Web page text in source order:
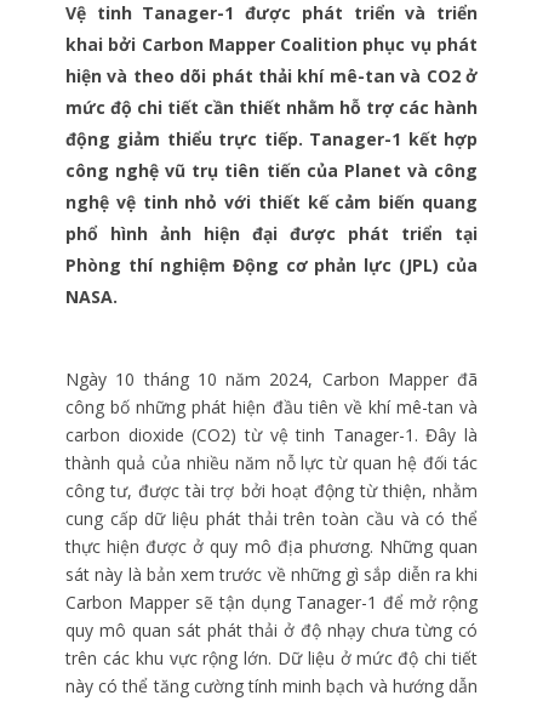
Vệ tinh Tanager-1 được phát triển và triển
khai bởi Carbon Mapper Coalition phục vụ phát
hiện và theo dõi phát thải khí mê-tan và CO2 ở
mức độ chi tiết cần thiết nhằm hỗ trợ các hành
động giảm thiểu trực tiếp. Tanager-1 kết hợp
công nghệ vũ trụ tiên tiến của Planet và công
nghệ vệ tinh nhỏ với thiết kế cảm biến quang
phổ hình ảnh hiện đại được phát triển tại
Phòng thí nghiệm Động cơ phản lực (JPL) của
NASA.
Ngày 10 tháng 10 năm 2024, Carbon Mapper đã
công bố những phát hiện đầu tiên về khí mê-tan và
carbon dioxide (CO2) từ vệ tinh Tanager-1. Đây là
thành quả của nhiều năm nỗ lực từ quan hệ đối tác
công tư, được tài trợ bởi hoạt động từ thiện, nhằm
cung cấp dữ liệu phát thải trên toàn cầu và có thể
thực hiện được ở quy mô địa phương. Những quan
sát này là bản xem trước về những gì sắp diễn ra khi
Carbon Mapper sẽ tận dụng Tanager-1 để mở rộng
quy mô quan sát phát thải ở độ nhạy chưa từng có
trên các khu vực rộng lớn. Dữ liệu ở mức độ chi tiết
này có thể tăng cường tính minh bạch và hướng dẫn